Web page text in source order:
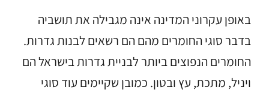
באופן עקרוני המדינה אינה מגבילה את תושביה
בדבר סוגי החומרים מהם הם רשאים לבנות גדרות.
החומרים הנפוצים ביותר לבניית גדרות בישראל הם
ויניל, מתכת, עץ ובטון. כמובן שקיימים עוד סוגי